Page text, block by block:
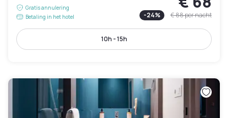
Gratis annulering
Betaling in het hotel
-24% € 88per nacht
10h - 15h